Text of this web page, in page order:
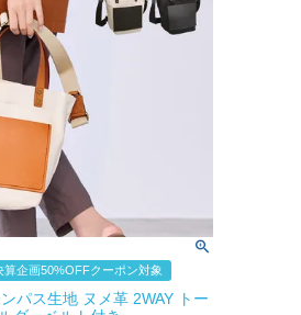
算企画50%OFFクーポン対象
パス生地 ヌメ革 2WAY トー